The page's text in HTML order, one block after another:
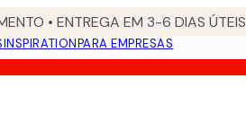
• ENTREGA EM 3-6 DIAS ÚTEIS
INSPIRATIONPARA EMPRESAS